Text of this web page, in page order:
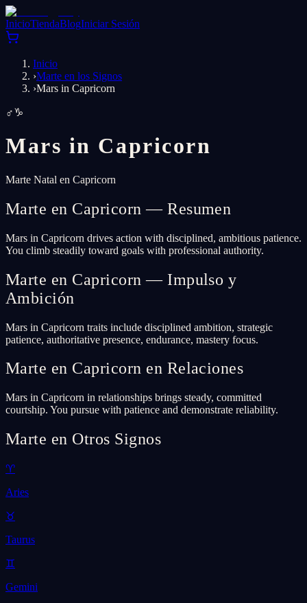
InicioTiendaBlogIniciar Sesión
Inicio
›Marte en los Signos
›Mars in Capricorn
♂♑
Mars in Capricorn
Marte Natal en Capricorn
Marte en Capricorn — Resumen
Mars in Capricorn drives action with disciplined, ambitious patience.
You climb steadily toward goals with professional authority.
Marte en Capricorn — Impulso y
Ambición
Mars in Capricorn traits include disciplined ambition, strategic
patience, authoritative presence, endurance, mastery focus.
Marte en Capricorn en Relaciones
Mars in Capricorn in relationships brings steady, committed
courtship. You pursue with patience and demonstrate reliability.
Marte en Otros Signos
♈
Aries
♉
Taurus
♊
Gemini